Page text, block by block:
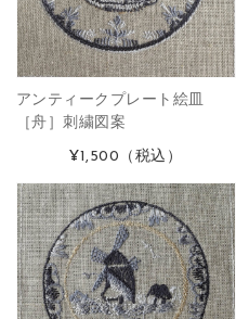
アンティークプレート絵皿
［舟］刺繍図案
¥1,500 （税込）